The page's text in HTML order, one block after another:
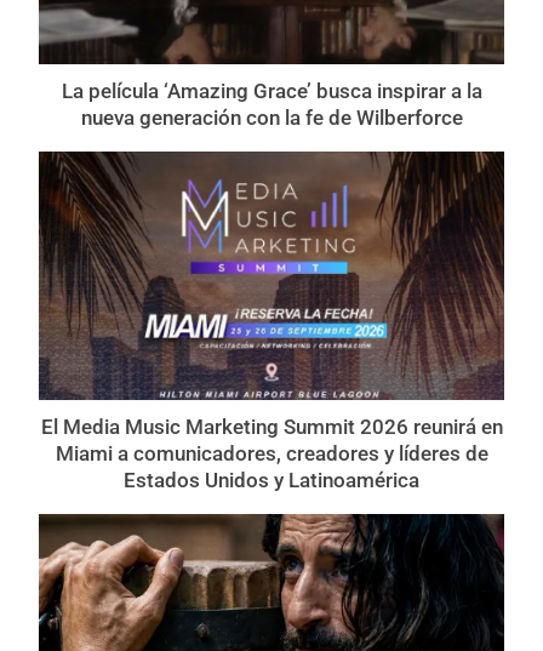
La película ‘Amazing Grace’ busca inspirar a la
nueva generación con la fe de Wilberforce
El Media Music Marketing Summit 2026 reunirá en
Miami a comunicadores, creadores y líderes de
Estados Unidos y Latinoamérica